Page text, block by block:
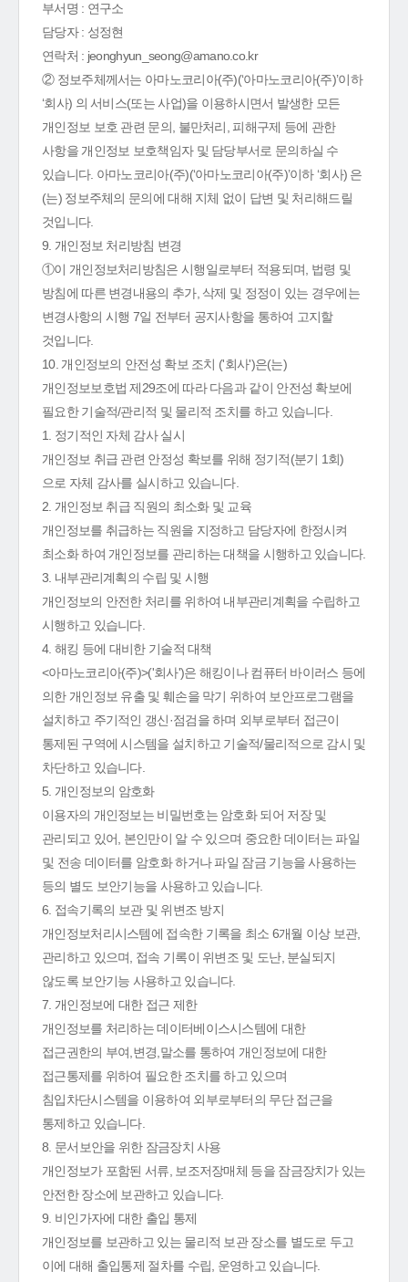
부서명 : 연구소
담당자 : 성정현
연락처 : jeonghyun_seong@amano.co.kr
② 정보주체께서는 아마노코리아(주)(‘아마노코리아(주)’이하
‘회사) 의 서비스(또는 사업)을 이용하시면서 발생한 모든
개인정보 보호 관련 문의, 불만처리, 피해구제 등에 관한
사항을 개인정보 보호책임자 및 담당부서로 문의하실 수
있습니다. 아마노코리아(주)(‘아마노코리아(주)’이하 ‘회사) 은
(는) 정보주체의 문의에 대해 지체 없이 답변 및 처리해드릴
것입니다.
9. 개인정보 처리방침 변경
①이 개인정보처리방침은 시행일로부터 적용되며, 법령 및
방침에 따른 변경내용의 추가, 삭제 및 정정이 있는 경우에는
변경사항의 시행 7일 전부터 공지사항을 통하여 고지할
것입니다.
10. 개인정보의 안전성 확보 조치 ('회사')은(는)
개인정보보호법 제29조에 따라 다음과 같이 안전성 확보에
필요한 기술적/관리적 및 물리적 조치를 하고 있습니다.
1. 정기적인 자체 감사 실시
개인정보 취급 관련 안정성 확보를 위해 정기적(분기 1회)
으로 자체 감사를 실시하고 있습니다.
2. 개인정보 취급 직원의 최소화 및 교육
개인정보를 취급하는 직원을 지정하고 담당자에 한정시켜
최소화 하여 개인정보를 관리하는 대책을 시행하고 있습니다.
3. 내부관리계획의 수립 및 시행
개인정보의 안전한 처리를 위하여 내부관리계획을 수립하고
시행하고 있습니다.
4. 해킹 등에 대비한 기술적 대책
<아마노코리아(주)>('회사')은 해킹이나 컴퓨터 바이러스 등에
의한 개인정보 유출 및 훼손을 막기 위하여 보안프로그램을
설치하고 주기적인 갱신·점검을 하며 외부로부터 접근이
통제된 구역에 시스템을 설치하고 기술적/물리적으로 감시 및
차단하고 있습니다.
5. 개인정보의 암호화
이용자의 개인정보는 비밀번호는 암호화 되어 저장 및
관리되고 있어, 본인만이 알 수 있으며 중요한 데이터는 파일
및 전송 데이터를 암호화 하거나 파일 잠금 기능을 사용하는
등의 별도 보안기능을 사용하고 있습니다.
6. 접속기록의 보관 및 위변조 방지
개인정보처리시스템에 접속한 기록을 최소 6개월 이상 보관,
관리하고 있으며, 접속 기록이 위변조 및 도난, 분실되지
않도록 보안기능 사용하고 있습니다.
7. 개인정보에 대한 접근 제한
개인정보를 처리하는 데이터베이스시스템에 대한
접근권한의 부여,변경,말소를 통하여 개인정보에 대한
접근통제를 위하여 필요한 조치를 하고 있으며
침입차단시스템을 이용하여 외부로부터의 무단 접근을
통제하고 있습니다.
8. 문서보안을 위한 잠금장치 사용
개인정보가 포함된 서류, 보조저장매체 등을 잠금장치가 있는
안전한 장소에 보관하고 있습니다.
9. 비인가자에 대한 출입 통제
개인정보를 보관하고 있는 물리적 보관 장소를 별도로 두고
이에 대해 출입통제 절차를 수립, 운영하고 있습니다.